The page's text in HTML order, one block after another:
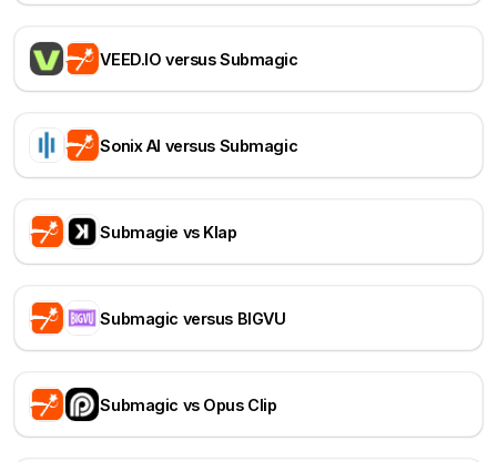
VEED.IO versus Submagic
Sonix AI versus Submagic
Submagie vs Klap
Submagic versus BIGVU
Submagic vs Opus Clip